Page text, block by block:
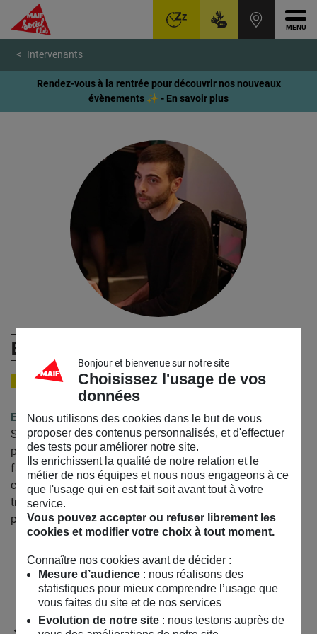
contenu
page
Intervenants
Rendez-vous à la rentrée pour découvrir nos nouveaux
évènements ✨ - En savoir plus
Edouard Sufrin
ARTISTE
Edouard Sufrinest né en 1983 à Paris. Il vit et travaille en
Seine-Saint-Denis. Ses travaux questionnent souvent la
place des technologies dans notre quotidien, ainsi que la
façon dont nos approches sensorielles, nos mécanismes
cognitifs et nos systèmes symboliques s’en trouvent
transformés. En donnant à ressentir, il cherche des pistes
pour percevoir autrement notre monde.
Retrouvez Edouard Sufrin sur :
Email
Bonjour et bienvenue sur notre site
Choisissez l'usage de vos
données
Nous utilisons des cookies dans le but de vous
proposer des contenus personnalisés, et d'effectuer
des tests pour améliorer notre site.
Ils enrichissent la qualité de notre relation et le
métier de nos équipes et nous nous engageons à ce
que l'usage qui en est fait soit avant tout à votre
service.
Vous pouvez accepter ou refuser librement les
cookies et modifier votre choix à tout moment.
Connaître nos cookies avant de décider :
Mesure d’audience: nous réalisons des
statistiques pour mieux comprendre l’usage que
vous faites du site et de nos services
Evolution de notre site: nous testons auprès de